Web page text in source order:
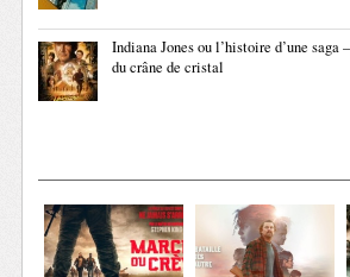
Indiana Jones ou l’histoire d’une saga
du crâne de cristal